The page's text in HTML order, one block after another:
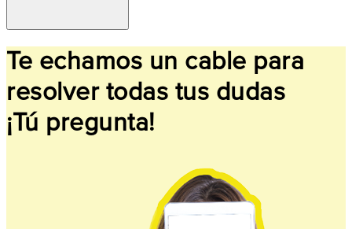
Te echamos un cable para
resolver todas tus dudas
¡Tú pregunta!